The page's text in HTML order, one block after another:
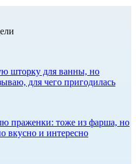
шторку для ванны, но
для чего пригодилась
праженки: тоже из фарша, но
вкусно и интересно